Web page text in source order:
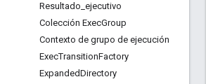
Resultado ejecutivo
Colección ExecGroup
Contexto de grupo de ejecución
ExecTransitionFactory
ExpandedDirectory